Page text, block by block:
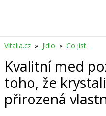
Vitalia.cz » Jídlo » Co jíst
Kvalitní med
toho, že
přirozená